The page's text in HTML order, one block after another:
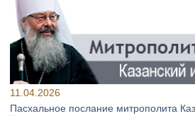
11.04.2026
Пасхальное послание митрополита